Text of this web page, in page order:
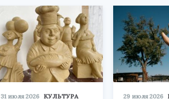
31 июля 2026 КУЛЬТУРА 29 июля 2026